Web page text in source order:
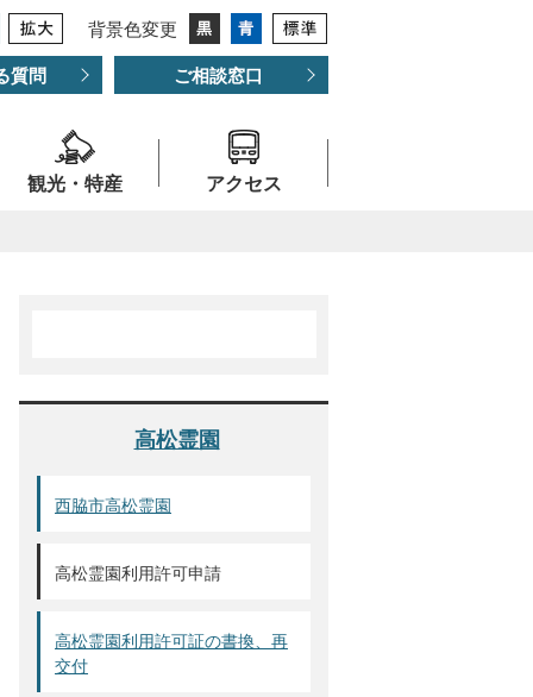
背景色変更
質問 ご相談窓口
観光・特産 アクセス
高松霊園
西脇市高松霊園
高松霊園利用許可申請
高松霊園利用許可証の書換、再
交付